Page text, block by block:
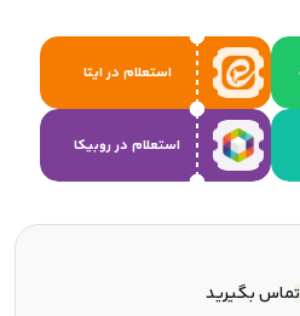
استعلام در ایتا
استعلام در روبیکا
بگیرید